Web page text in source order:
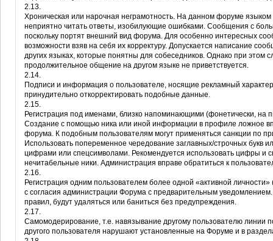
2.13.
Хроническая или нарочная неграмотность. На данном форуме
неприятно читать ответы, изобилующие ошибками. Сообщения с
поскольку портят внешний вид форума. Для особенно интересных
возможности взяв на себя их корректуру. Допускается написание
других языках, которые понятны для собеседников. Однако при этом
продолжительное общение на другом языке не приветствуется.
2.14.
Подписи и информация о пользователе, носящие рекламный
принудительно откорректировать подобные данные.
2.15.
Регистрация под именами, близко напоминающими (фонетически,
Создание с помощью ника или иной информации в профиле ложное
форума. К подобным пользователям могут применяться санкции по
Использовать попеременное чередование заглавных/строчных букв
цифрами или спецсимволами. Рекомендуется использовать цифры и
нечитабельные ники. Администрация вправе обратиться к
2.16.
Регистрация одним пользователем более одной «активной
с согласия администрации Форума с предварительным
правил, будут удаляться или баниться без предупреждения.
2.17.
Самомодерирование, т.е. навязывание другому пользователю линии
другого пользователя нарушают установленные на Форуме и в